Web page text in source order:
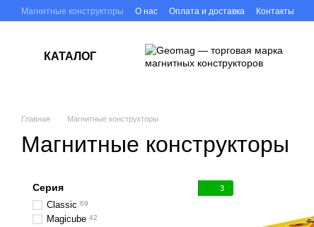
Перейти к основному контенту
Магнитные конструкторы О нас Оплата и доставка
Контакты
КАТАЛОГ
Главная Магнитные конструкторы
Магнитные конструкторы
3
Серия
Classic 69
Magicube 42